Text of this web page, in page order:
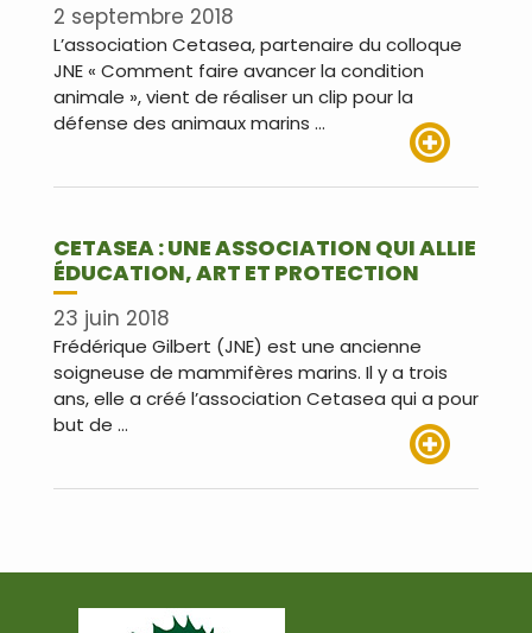
2 septembre 2018
L’association Cetasea, partenaire du colloque
JNE « Comment faire avancer la condition
animale », vient de réaliser un clip pour la
défense des animaux marins …
CETASEA : UNE ASSOCIATION QUI ALLIE
ÉDUCATION, ART ET PROTECTION
23 juin 2018
Frédérique Gilbert (JNE) est une ancienne
soigneuse de mammifères marins. Il y a trois
ans, elle a créé l’association Cetasea qui a pour
but de …